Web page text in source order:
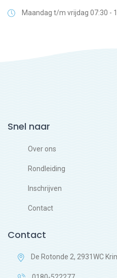
Maandag t/m vrijdag 07:30 -
Snel naar
Over ons
Rondleiding
Inschrijven
Contact
Contact
De Rotonde 2, 2931WC